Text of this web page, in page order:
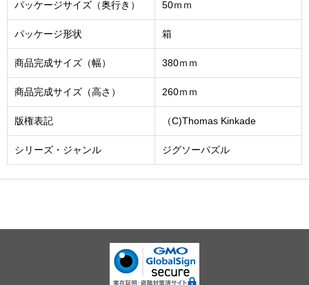
パッケージサイズ（奥行き） 50ｍｍ
パッケージ形状 箱
商品完成サイズ（幅） 380ｍｍ
商品完成サイズ（高さ） 260ｍｍ
版権表記 （C)Thomas Kinkade
シリーズ・ジャンル ジグソーパズル